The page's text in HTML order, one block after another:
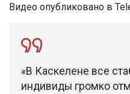
Видео опубликовано в
«В Каскелене все
индивиды громко